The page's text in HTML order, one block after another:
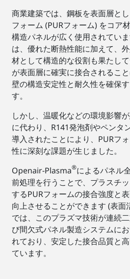
商業建築では、鋼板を表面層と
フォーム (PURフォーム) をコア
構造パネルが広く使用されてい
は、優れた断熱性能に加えて、
材として構造的な役割も果たし
が表面層に確実に接合されるこ
壁の構造安定性と耐久性を確保
す。
しかし、温暖化などの環境影響
に代わり、R141発泡剤やペンタ
導入されたことにより、PURフ
性に深刻な課題が生じました。
Openair-Plasma®によるパネル
前処理を行うことで、プラスチ
するPURフォームの接合強度と
向上させることができます (表面
では、このプラズマ技術が連続
び間欠式パネル製造システムに
れており、安定した接合品質と
ています。